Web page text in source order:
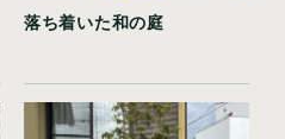
落ち着いた和の庭